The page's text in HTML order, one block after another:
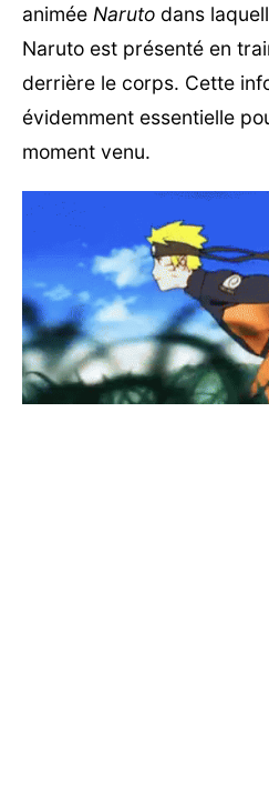
animée Naruto dans
Naruto est présenté en
derrière le corps. Cette
évidemment essentielle
moment venu.